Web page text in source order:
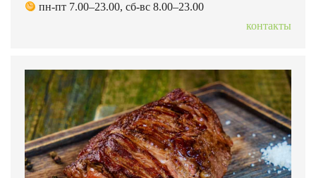
пн-пт 7.00–23.00, сб-вс 8.00–23.00
контакты